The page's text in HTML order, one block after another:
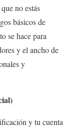
no estás
básicos de
se hace para
y el ancho de
y
y tu cuenta